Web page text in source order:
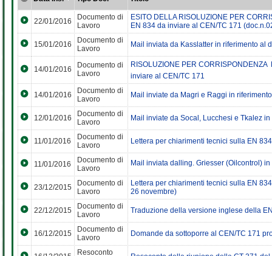
22/01/2016
Documento di
Lavoro
ESITO DELLA RISOLUZIONE PER
EN 834 da inviare al CEN/TC 171
15/01/2016
Documento di
Lavoro
Mail inviata da Kasslatter in riferimento al
14/01/2016
Documento di
Lavoro
RISOLUZIONE PER
inviare al CEN/TC 171
14/01/2016
Documento di
Lavoro
Mail inviate da Magri e Raggi in
12/01/2016
Documento di
Lavoro
Mail inviate da Socal, Lucchesi e Tkalez
11/01/2016
Documento di
Lavoro
Lettera per chiarimenti tecnici sulla EN
11/01/2016
Documento di
Lavoro
Mail inviata dalling. Griesser (Oilcontrol)
23/12/2015
Documento di
Lavoro
Lettera per chiarimenti tecnici sulla EN
26 novembre)
22/12/2015
Documento di
Lavoro
Traduzione della versione inglese della
16/12/2015
Documento di
Lavoro
Domande da sottoporre al CEN/TC 171
Resoconto